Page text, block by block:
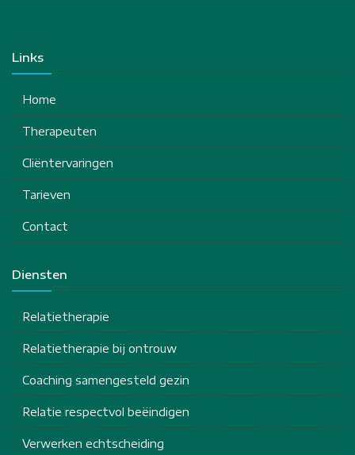
Links
Home
Therapeuten
Cliëntervaringen
Tarieven
Contact
Diensten
Relatietherapie
Relatietherapie bij ontrouw
Coaching samengesteld gezin
Relatie respectvol beëindigen
Verwerken echtscheiding